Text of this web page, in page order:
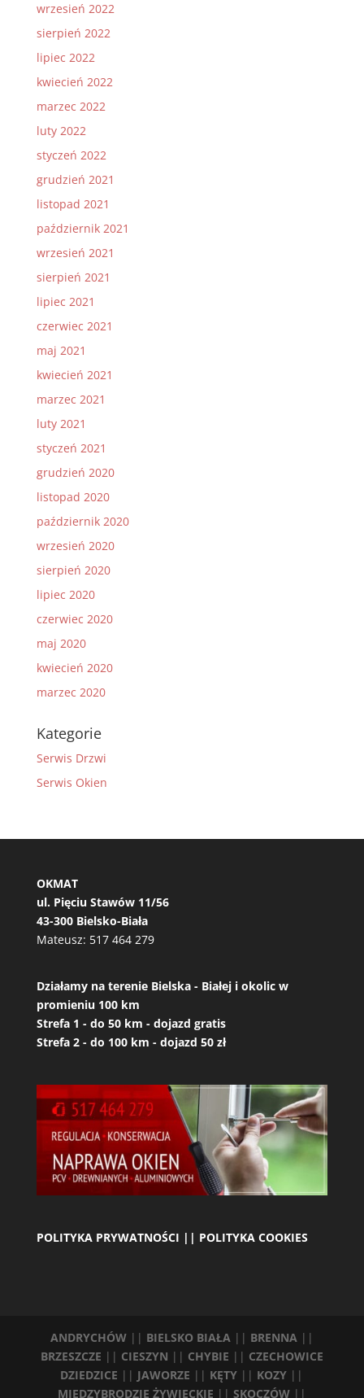
wrzesień 2022
sierpień 2022
lipiec 2022
kwiecień 2022
marzec 2022
luty 2022
styczeń 2022
grudzień 2021
listopad 2021
październik 2021
wrzesień 2021
sierpień 2021
lipiec 2021
czerwiec 2021
maj 2021
kwiecień 2021
marzec 2021
luty 2021
styczeń 2021
grudzień 2020
listopad 2020
październik 2020
wrzesień 2020
sierpień 2020
lipiec 2020
czerwiec 2020
maj 2020
kwiecień 2020
marzec 2020
Kategorie
Serwis Drzwi
Serwis Okien
OKMAT
ul. Pięciu Stawów 11/56
43-300 Bielsko-Biała
Mateusz: 517 464 279
Działamy na terenie Bielska - Białej i okolic w
promieniu 100 km
Strefa 1 - do 50 km - dojazd gratis
Strefa 2 - do 100 km - dojazd 50 zł
POLITYKA PRYWATNOŚCI || POLITYKA COOKIES
ANDRYCHÓW|| BIELSKO BIAŁA || BRENNA ||
BRZESZCZE || CIESZYN || CHYBIE || CZECHOWICE
DZIEDZICE || JAWORZE || KĘTY || KOZY ||
MIĘDZYBRODZIE ŻYWIECKIE || SKOCZÓW ||